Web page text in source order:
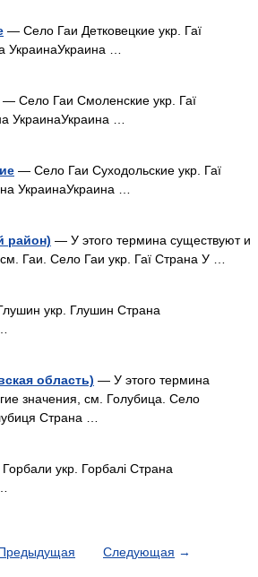
— Село Гаи Детковецкие укр. Гаї
УкраинаУкраина …
— Село Гаи Смоленские укр. Гаї
УкраинаУкраина …
— Село Гаи Суходольские укр. Гаї
УкраинаУкраина …
район) — У этого термина существуют и
Гаи. Село Гаи укр. Гаї Страна У …
укр. Глушин Страна
область) — У этого термина
значения, см. Голубица. Село
Страна …
укр. Горбалі Страна
Следующая →